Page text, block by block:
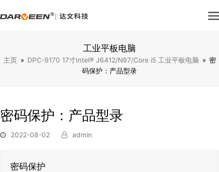
工业平板电脑
主页 » DPC-9170 17寸Intel® J6412/N97/Core i5 工业平板电脑 » 密
码保护：产品型录
密码保护：产品型录
2022-08-02 admin
密码保护